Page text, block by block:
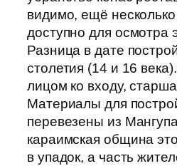
видимо, ещё несколько
доступно для осмотра
Разница в дате
столетия (14 и 16
лицом ко входу,
Материалы для
перевезены из
караимская община
в упадок, а часть